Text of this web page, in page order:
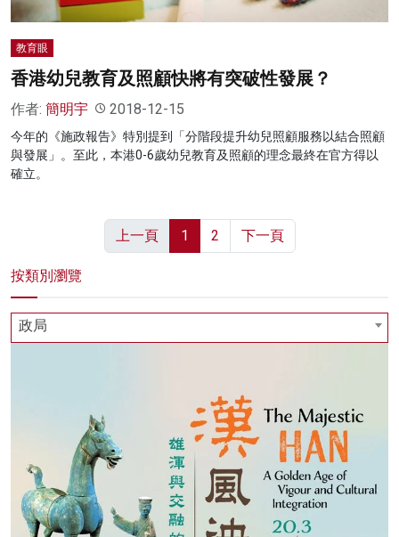
教育眼
香港幼兒教育及照顧快將有突破性發展？
作者: 簡明宇 2018-12-15
今年的《施政報告》特別提到「分階段提升幼兒照顧服務以結合照顧
與發展」。至此，本港0-6歲幼兒教育及照顧的理念最終在官方得以
確立。
上一頁 1 2 下一頁
按類別瀏覽
政局